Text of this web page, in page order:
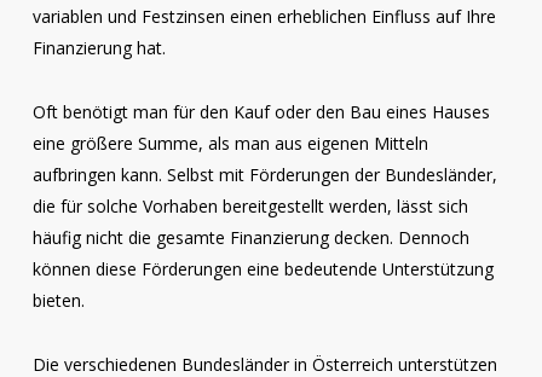
variablen und Festzinsen einen erheblichen Einfluss auf Ihre
Finanzierung hat.
Oft benötigt man für den Kauf oder den Bau eines Hauses
eine größere Summe, als man aus eigenen Mitteln
aufbringen kann. Selbst mit Förderungen der Bundesländer,
die für solche Vorhaben bereitgestellt werden, lässt sich
häufig nicht die gesamte Finanzierung decken. Dennoch
können diese Förderungen eine bedeutende Unterstützung
bieten.
Die verschiedenen Bundesländer in Österreich unterstützen